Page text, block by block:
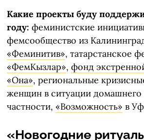
Какие проекты буду
году: феминистские
фемсообщество из
«Феминитив», татарстанское
«ФемКызлар», фонд
«Она», региональные
женщин в ситуации домашнего
частности, «Возможность» в
«Новогодние